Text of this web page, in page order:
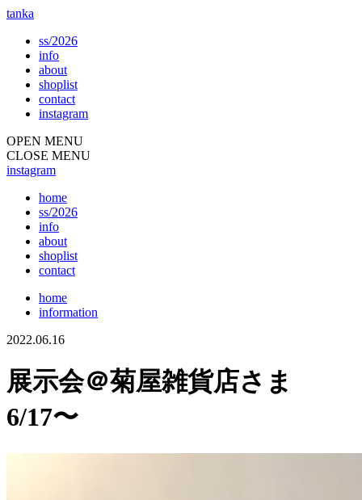
tanka
ss/2026
info
about
shoplist
contact
instagram
OPEN MENU
CLOSE MENU
instagram
home
ss/2026
info
about
shoplist
contact
home
information
2022.06.16
展示会＠菊屋雑貨店さま
6/17〜